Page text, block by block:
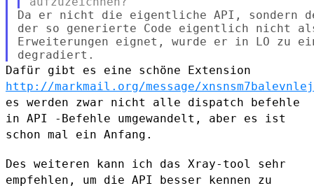
Da er nicht die eigentliche API, sondern
der so generierte Code eigentlich nicht
Erweiterungen eignet, wurde er in LO zu
Dafür gibt es eine schöne Extension
http://markmail.org/message/xnsnsm7balevnlej
es werden zwar nicht alle dispatch befehle
in API -Befehle umgewandelt, aber es ist
schon mal ein Anfang.
Des weiteren kann ich das Xray-tool sehr
empfehlen, um die API besser kennen zu